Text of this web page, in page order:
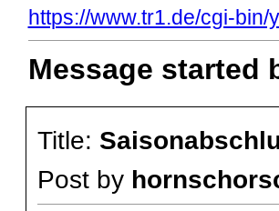
https://www.tr1.de/cgi-
Message started
Title:
Post by